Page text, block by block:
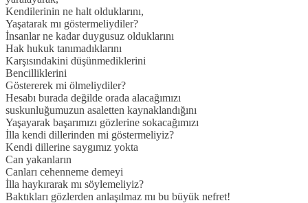
Kendilerinin ne halt olduklarını,
Yaşatarak mı göstermeliydiler?
İnsanlar ne kadar duygusuz olduklarını
Hak hukuk tanımadıklarını
Karşısındakini düşünmediklerini
Bencilliklerini
Göstererek mi ölmeliydiler?
Hesabı burada değilde orada alacağımızı
suskunluğumuzun asaletten kaynaklandığını
Yaşayarak başarımızı gözlerine sokacağımızı
İlla kendi dillerinden mi göstermeliyiz?
Kendi dillerine saygımız yokta
Can yakanların
Canları cehenneme demeyi
İlla haykırarak mı söylemeliyiz?
Baktıkları gözlerden anlaşılmaz mı bu büyük nefret!